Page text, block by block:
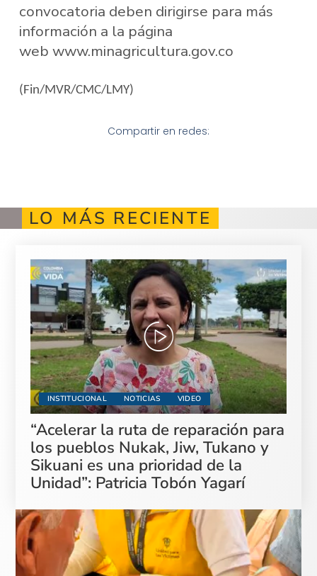
convocatoria deben dirigirse para más
información a la página
web www.minagricultura.gov.co
(Fin/MVR/CMC/LMY)
Compartir en redes:
LO MÁS RECIENTE
INSTITUCIONAL NOTICIAS VIDEO
“Acelerar la ruta de reparación para
los pueblos Nukak, Jiw, Tukano y
Sikuani es una prioridad de la
Unidad”: Patricia Tobón Yagarí